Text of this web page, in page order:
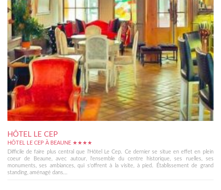
HÔTEL LE CEP
HÔTEL LE CEP À BEAUNE ★★★★
Difficile de faire plus central que l'Hôtel Le Cep. Ce dernier se situe en effet en plein
coeur de Beaune, avec autour, l'ensemble du centre historique, ses ruelles, ses
monuments, ses ambiances, qui s'offrent à la visite, à pied. Établissement de grand
standing, aménagé dans...